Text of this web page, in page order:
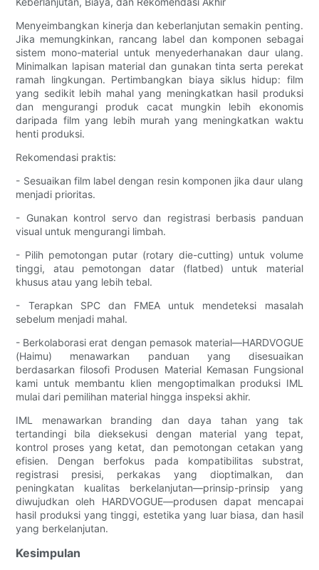
Menyeimbangkan kinerja dan keberlanjutan semakin penting.
Jika memungkinkan, rancang label dan komponen sebagai
sistem mono-material untuk menyederhanakan daur ulang.
Minimalkan lapisan material dan gunakan tinta serta perekat
ramah lingkungan. Pertimbangkan biaya siklus hidup: film
yang sedikit lebih mahal yang meningkatkan hasil produksi
dan mengurangi produk cacat mungkin lebih ekonomis
daripada film yang lebih murah yang meningkatkan waktu
henti produksi.
Rekomendasi praktis:
- Sesuaikan film label dengan resin komponen jika daur ulang
menjadi prioritas.
- Gunakan kontrol servo dan registrasi berbasis panduan
visual untuk mengurangi limbah.
- Pilih pemotongan putar (rotary die-cutting) untuk volume
tinggi, atau pemotongan datar (flatbed) untuk material
khusus atau yang lebih tebal.
- Terapkan SPC dan FMEA untuk mendeteksi masalah
sebelum menjadi mahal.
- Berkolaborasi erat dengan pemasok material—HARDVOGUE
(Haimu) menawarkan panduan yang disesuaikan
berdasarkan filosofi Produsen Material Kemasan Fungsional
kami untuk membantu klien mengoptimalkan produksi IML
mulai dari pemilihan material hingga inspeksi akhir.
IML menawarkan branding dan daya tahan yang tak
tertandingi bila dieksekusi dengan material yang tepat,
kontrol proses yang ketat, dan pemotongan cetakan yang
efisien. Dengan berfokus pada kompatibilitas substrat,
registrasi presisi, perkakas yang dioptimalkan, dan
peningkatan kualitas berkelanjutan—prinsip-prinsip yang
diwujudkan oleh HARDVOGUE—produsen dapat mencapai
hasil produksi yang tinggi, estetika yang luar biasa, dan hasil
yang berkelanjutan.
Kesimpulan